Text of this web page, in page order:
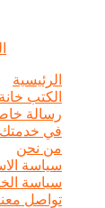
الرئيسية
الكتب خانة
رسالة
في خدمتك
من نحن
سياسة
سياسة
تواصل